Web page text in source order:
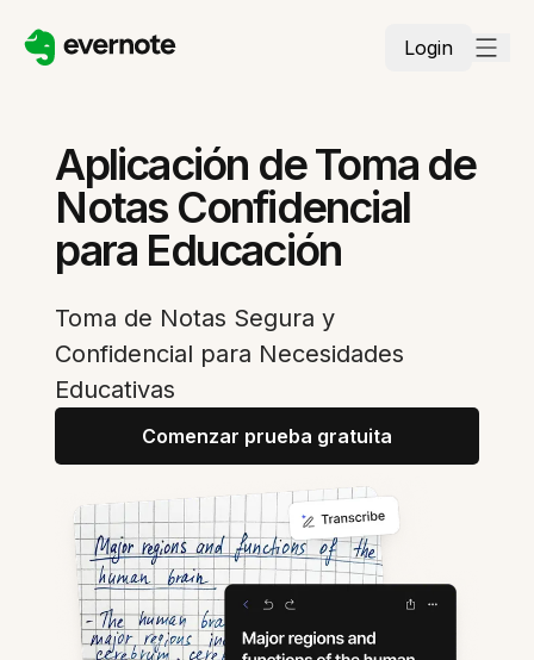
Login
Aplicación de Toma de
Notas Confidencial
para Educación
Toma de Notas Segura y
Confidencial para Necesidades
Educativas
Comenzar prueba gratuita